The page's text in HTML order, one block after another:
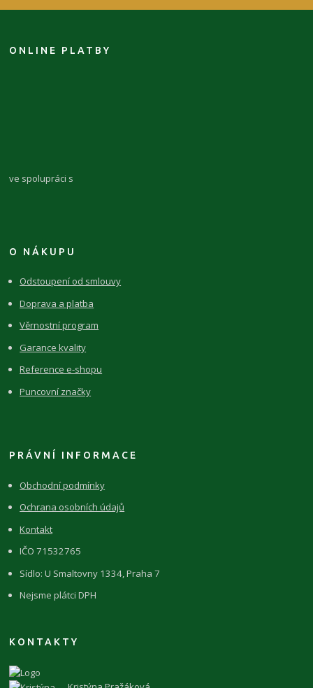
ONLINE PLATBY
ve spolupráci s
O NÁKUPU
Odstoupení od smlouvy
Doprava a platba
Věrnostní program
Garance kvality
Reference e-shopu
Puncovní značky
PRÁVNÍ INFORMACE
Obchodní podmínky
Ochrana osobních údajů
Kontakt
IČO 71532765
Sídlo: U Smaltovny 1334, Praha 7
Nejsme plátci DPH
KONTAKTY